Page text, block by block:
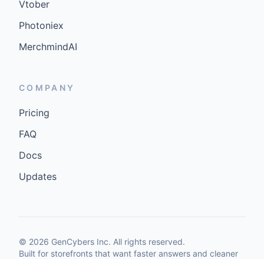
Vtober
Photoniex
MerchmindAI
COMPANY
Pricing
FAQ
Docs
Updates
© 2026 GenCybers Inc. All rights reserved.
Built for storefronts that want faster answers and cleaner